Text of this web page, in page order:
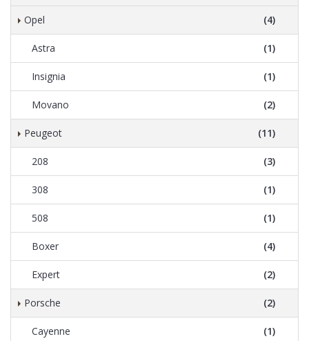
Opel (4)
Astra (1)
Insignia (1)
Movano (2)
Peugeot (11)
208 (3)
308 (1)
508 (1)
Boxer (4)
Expert (2)
Porsche (2)
Cayenne (1)